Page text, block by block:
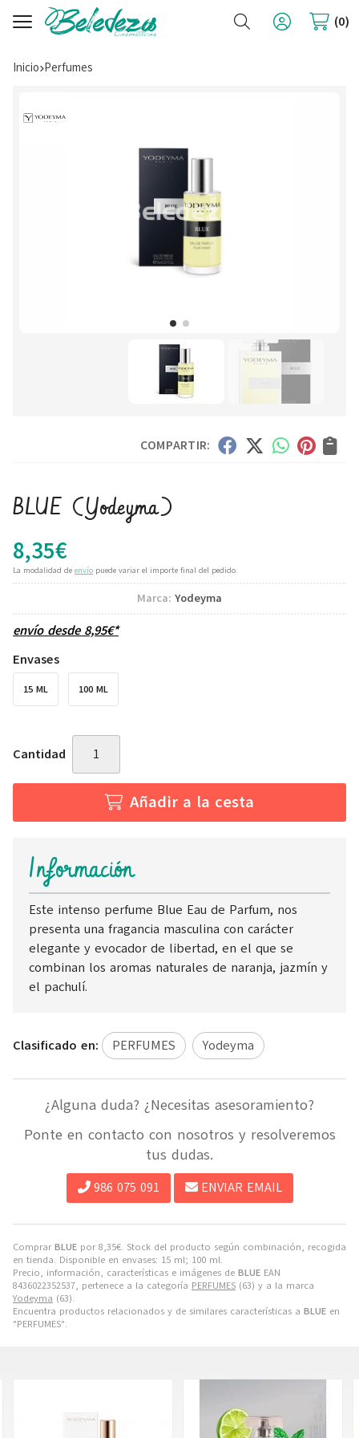
Buscar 0
Inicio perfumes
COMPARTIR:
BLUE (Yodeyma)
8,35€
La modalidad de envío puede variar el importe final del pedido.
Marca: Yodeyma
envío desde 8,95€*
Envases
15 ML 100 ML
Cantidad
Añadir a la cesta
Comprar BLUE por 8,35€. Stock del producto según combinación, recogida
en tienda. Disponible en envases: 15 ml; 100 ml.
Precio, información, características e imágenes de BLUE EAN
8436022352537, pertenece a la categoría PERFUMES (63) y a la marca
Yodeyma (63).
Encuentra productos relacionados y de similares características a BLUE en
"PERFUMES".
Información
Este intenso perfume Blue Eau de Parfum, nos
presenta una fragancia masculina con carácter
elegante y evocador de libertad, en el que se
combinan los aromas naturales de naranja, jazmín y
el pachulí.
Clasificado en: PERFUMES Yodeyma
¿Alguna duda? ¿Necesitas asesoramiento?
Ponte en contacto con nosotros y resolveremos
tus dudas.
986 075 091 ENVIAR EMAIL